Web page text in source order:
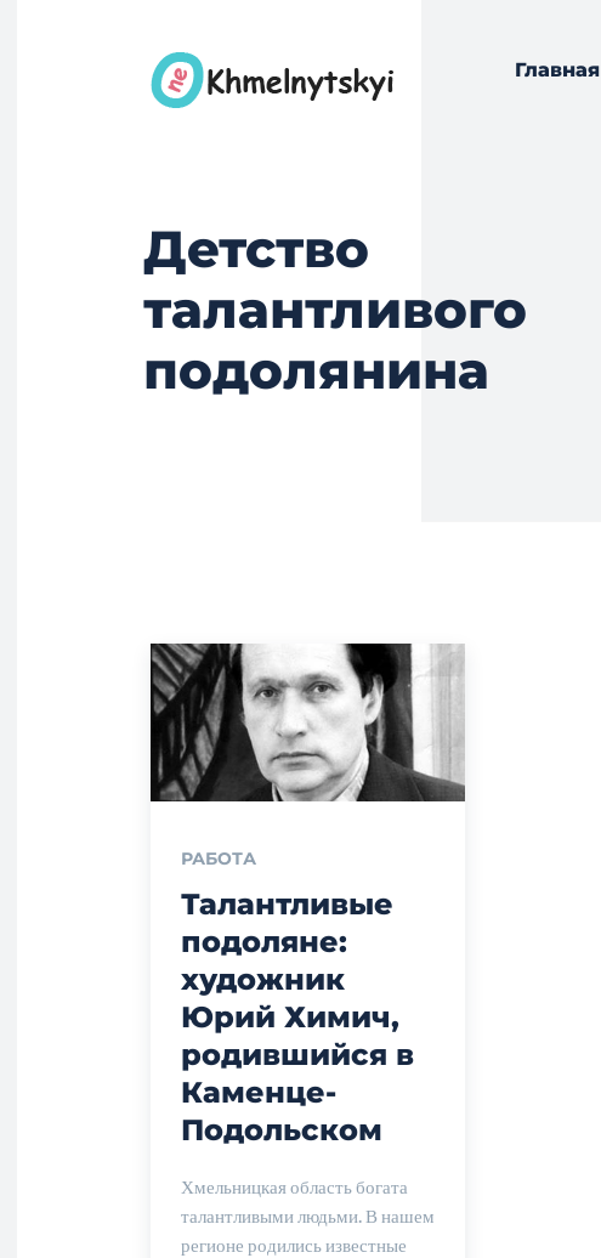
Главная
Детство
талантливого
подолянина
РАБОТА
Талантливые
подоляне:
художник
Юрий Химич,
родившийся в
Каменце-
Подольском
Хмельницкая область богата
талантливыми людьми. В нашем
регионе родились известные